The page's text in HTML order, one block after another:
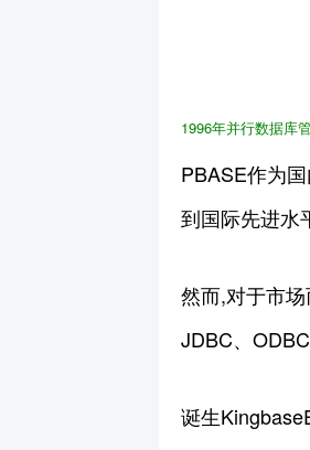
1996年并行数据库
PBASE作为
到国际先进水
然而,对于市
JDBC、
诞生